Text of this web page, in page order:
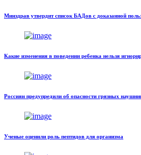
Минздрав утвердит список БАДов с доказанной
Какие изменения в поведении ребенка нельзя
Россиян предупредили об опасности грязных
Ученые оценили роль пептидов для организма